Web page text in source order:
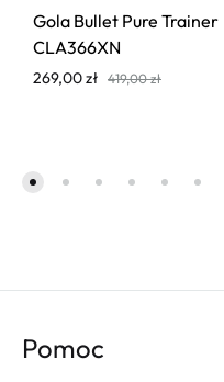
Gola Bullet Pure Trainer
CLA366XN
269,00zł 419,00zł
Pomoc